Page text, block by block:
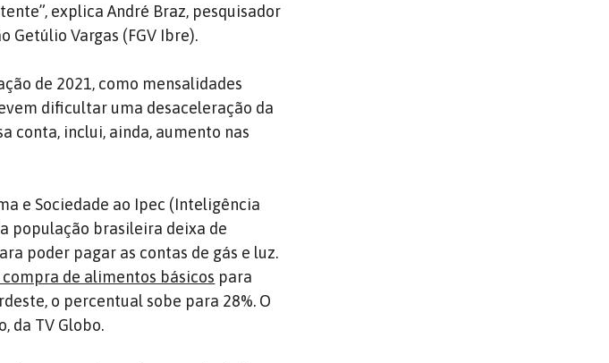
explica André Braz, pesquisador
Getúlio Vargas (FGV Ibre).
de 2021, como mensalidades
dificultar uma desaceleração da
conta, inclui, ainda, aumento nas
e Sociedade ao Ipec (Inteligência
população brasileira deixa de
poder pagar as contas de gás e luz.
de alimentos básicos para
o percentual sobe para 28%. O
da TV Globo.